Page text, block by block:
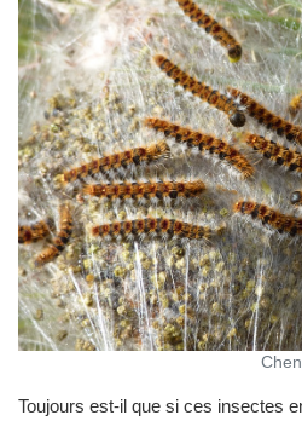
Toujours est-il que si ces insectes